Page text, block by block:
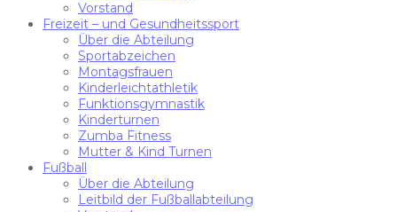
Vorstand
Freizeit – und Gesundheitssport
Über die Abteilung
Sportabzeichen
Montagsfrauen
Kinderleichtathletik
Funktionsgymnastik
Kinderturnen
Zumba Fitness
Mutter & Kind Turnen
Fußball
Über die Abteilung
Leitbild der Fußballabteilung